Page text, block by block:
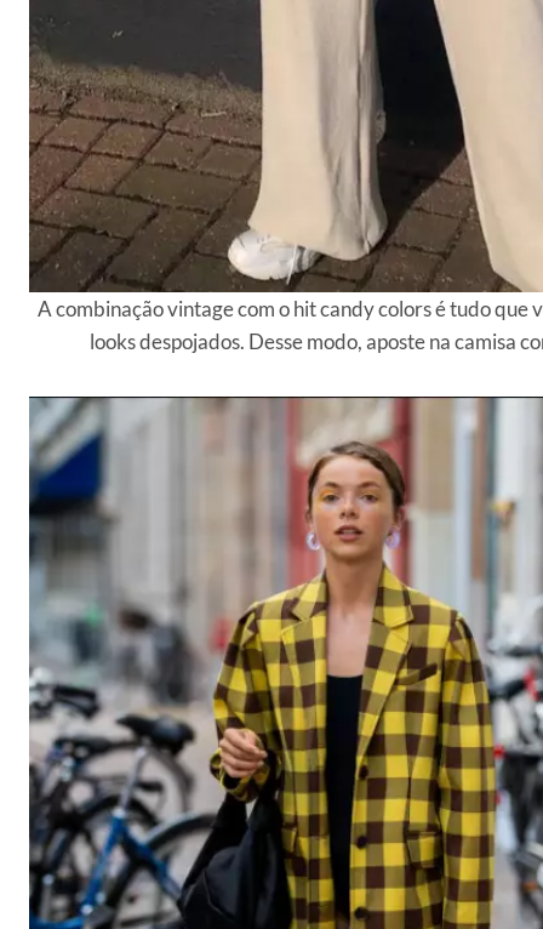
A combinação vintage com o hit candy colors é tudo que
looks despojados. Desse modo, aposte na camisa